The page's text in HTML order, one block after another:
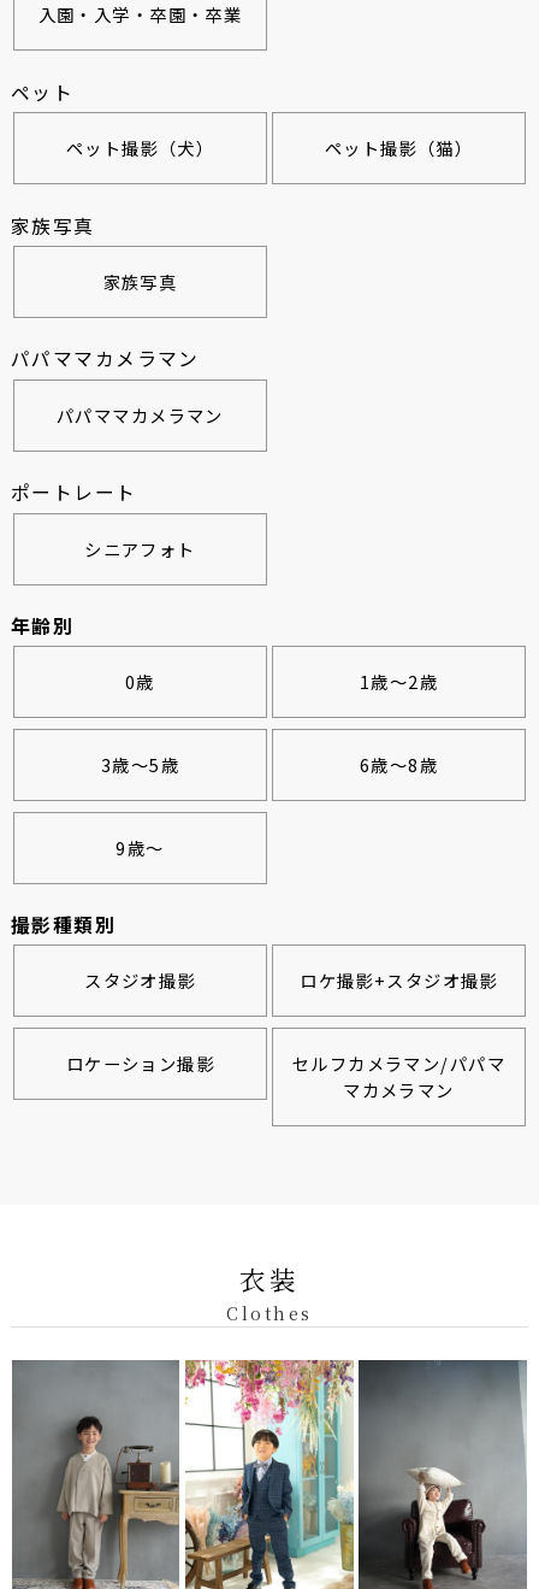
入園・入学・卒園・卒業
ペット
ペット撮影（犬） ペット撮影（猫）
家族写真
家族写真
パパママカメラマン
パパママカメラマン
ポートレート
シニアフォト
年齢別
0歳 1歳～2歳
3歳～5歳 6歳～8歳
9歳～
撮影種類別
スタジオ撮影 ロケ撮影+スタジオ撮影
ロケーション撮影
セルフカメラマン/パパマ
マカメラマン
衣装
Clothes